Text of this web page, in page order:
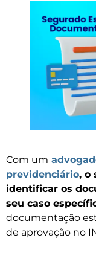
Com um
previdenciário, o
identificar os
seu caso
documentação
de aprovação no